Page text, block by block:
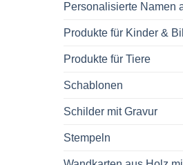
Personalisierte Namen
Produkte für Kinder &
Produkte für Tiere
Schablonen
Schilder mit Gravur
Stempeln